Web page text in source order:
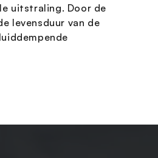
uitstraling. Door de
levensduur van de